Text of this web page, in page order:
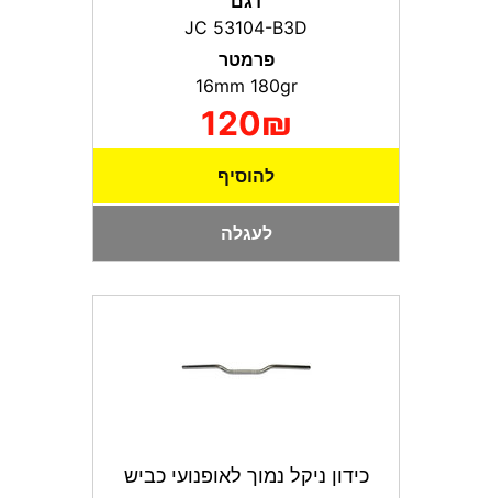
JC 53104-B3D
פרמטר
16mm 180gr
120₪
להוסיף
לעגלה
כידון ניקל נמוך לאופנועי כביש